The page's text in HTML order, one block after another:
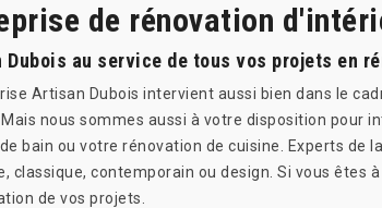
de rénovation
au service de tous vos projets en
Artisan Dubois intervient aussi bien dans le
nous sommes aussi à votre disposition pour
bain ou votre rénovation de cuisine. Experts de
classique, contemporain ou design. Si vous êtes
de vos projets.